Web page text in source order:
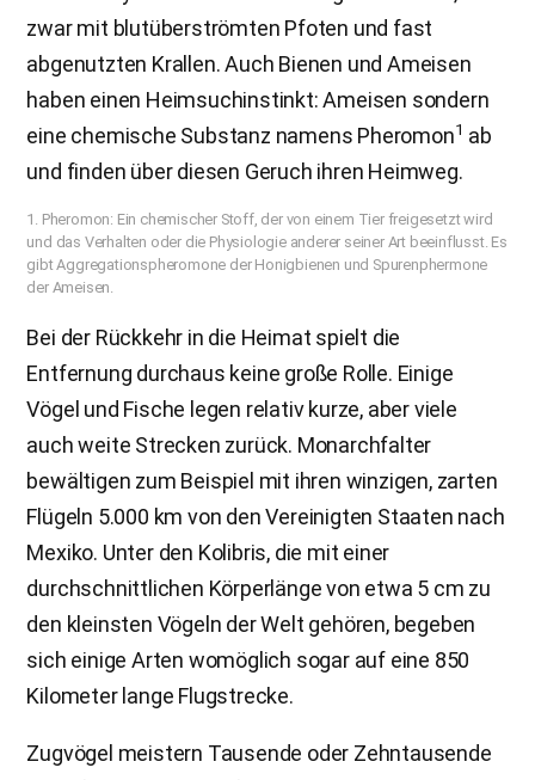
zwar mit blutüberströmten Pfoten und fast
abgenutzten Krallen. Auch Bienen und Ameisen
haben einen Heimsuchinstinkt: Ameisen sondern
eine chemische Substanz namens Pheromon1 ab
und finden über diesen Geruch ihren Heimweg.
1. Pheromon: Ein chemischer Stoff, der von einem Tier freigesetzt wird
und das Verhalten oder die Physiologie anderer seiner Art beeinflusst. Es
gibt Aggregationspheromone der Honigbienen und Spurenphermone
der Ameisen.
Bei der Rückkehr in die Heimat spielt die
Entfernung durchaus keine große Rolle. Einige
Vögel und Fische legen relativ kurze, aber viele
auch weite Strecken zurück. Monarchfalter
bewältigen zum Beispiel mit ihren winzigen, zarten
Flügeln 5.000 km von den Vereinigten Staaten nach
Mexiko. Unter den Kolibris, die mit einer
durchschnittlichen Körperlänge von etwa 5 cm zu
den kleinsten Vögeln der Welt gehören, begeben
sich einige Arten womöglich sogar auf eine 850
Kilometer lange Flugstrecke.
Zugvögel meistern Tausende oder Zehntausende